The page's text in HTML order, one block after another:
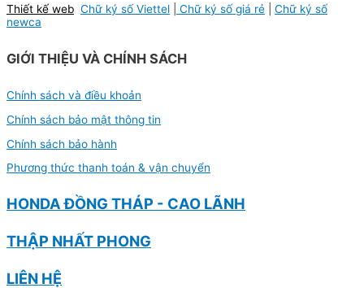
Thiết kế web Chữ ký số Viettel Chữ ký số giá rẻ
Chữ ký số
newca
GIỚI THIỆU VÀ CHÍNH SÁCH
Chính sách và điều khoản
Chính sách bảo mật thông tin
Chính sách bảo hành
Phương thức thanh toán & vận chuyển
HONDA ĐỒNG THÁP - CAO LÃNH
THẬP NHẤT PHONG
LIÊN HỆ